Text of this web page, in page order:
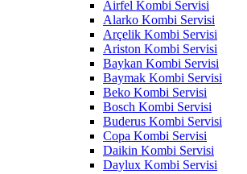
Airfel Kombi Servisi
Alarko Kombi Servisi
Arçelik Kombi Servisi
Ariston Kombi Servisi
Baykan Kombi Servisi
Baymak Kombi Servisi
Beko Kombi Servisi
Bosch Kombi Servisi
Buderus Kombi Servisi
Copa Kombi Servisi
Daikin Kombi Servisi
Daylux Kombi Servisi